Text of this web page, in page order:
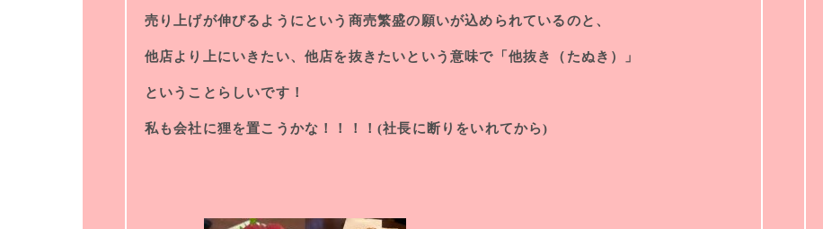
売り上げが伸びるようにという商売繁盛の願いが込められているのと、
他店より上にいきたい、他店を抜きたいという意味で「他抜き（たぬき）」
ということらしいです！
私も会社に狸を置こうかな！！！！(社長に断りをいれてから)